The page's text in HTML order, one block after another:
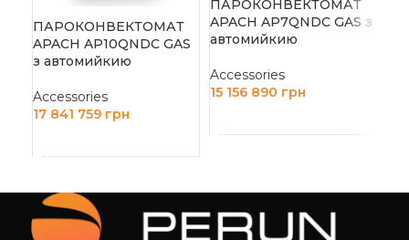
ПАРОКОНВЕКТОМАТ
APACH AP10QNDC GAS
з автомийкию
Accessories
17 841 759 грн
ПАРОКОНВЕКТОМАТ
APACH AP7QNDC GAS з
автомийкию
Accessories
15 156 890 грн